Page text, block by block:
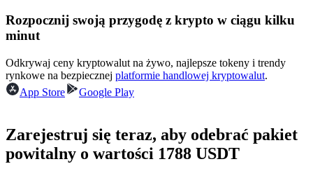
Zostań traderem kopiującym
Ciesz się podziałem zysków i prowizjami z kopiowania
transakcji
Rozpocznij swoją przygodę z krypto w ciągu kilku
minut
Odkrywaj ceny kryptowalut na żywo, najlepsze tokeny i trendy
rynkowe na bezpiecznej platformie handlowej kryptowalut.
App Store
Google Play
Zarejestruj się teraz, aby odebrać pakiet
powitalny o wartości 1788 USDT